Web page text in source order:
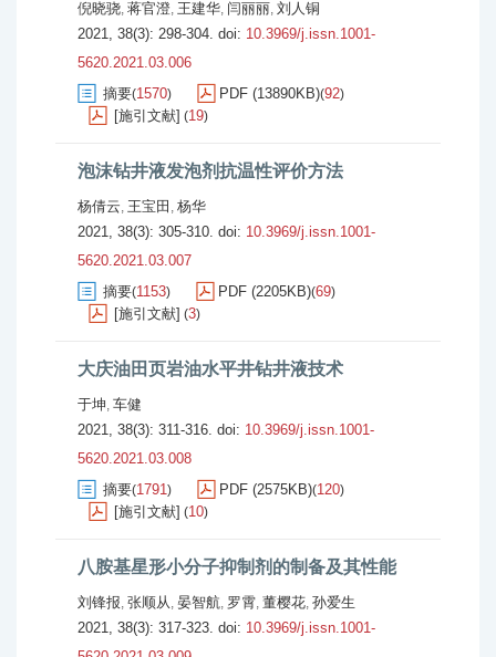
倪晓骁, 蒋官澄, 王建华, 闫丽丽, 刘人铜
2021, 38(3): 298-304. doi: 10.3969/j.issn.1001-
5620.2021.03.006
摘要(1570) PDF (13890KB)(92)
[施引文献] (19)
泡沫钻井液发泡剂抗温性评价方法
杨倩云, 王宝田 , 杨华
2021, 38(3): 305-310. doi: 10.3969/j.issn.1001-
5620.2021.03.007
摘要(1153) PDF (2205KB)(69)
[施引文献] (3)
大庆油田页岩油水平井钻井液技术
于坤, 车健
2021, 38(3): 311-316. doi: 10.3969/j.issn.1001-
5620.2021.03.008
摘要(1791) PDF (2575KB)(120)
[施引文献] (10)
八胺基星形小分子抑制剂的制备及其性能
刘锋报, 张顺从, 晏智航, 罗霄, 董樱花, 孙爱生
2021, 38(3): 317-323. doi: 10.3969/j.issn.1001-